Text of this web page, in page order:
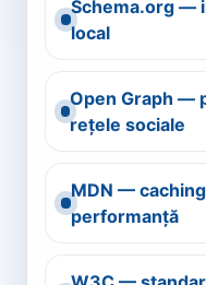
Schema.org —
local
Open Graph —
rețele sociale
MDN —
performanță